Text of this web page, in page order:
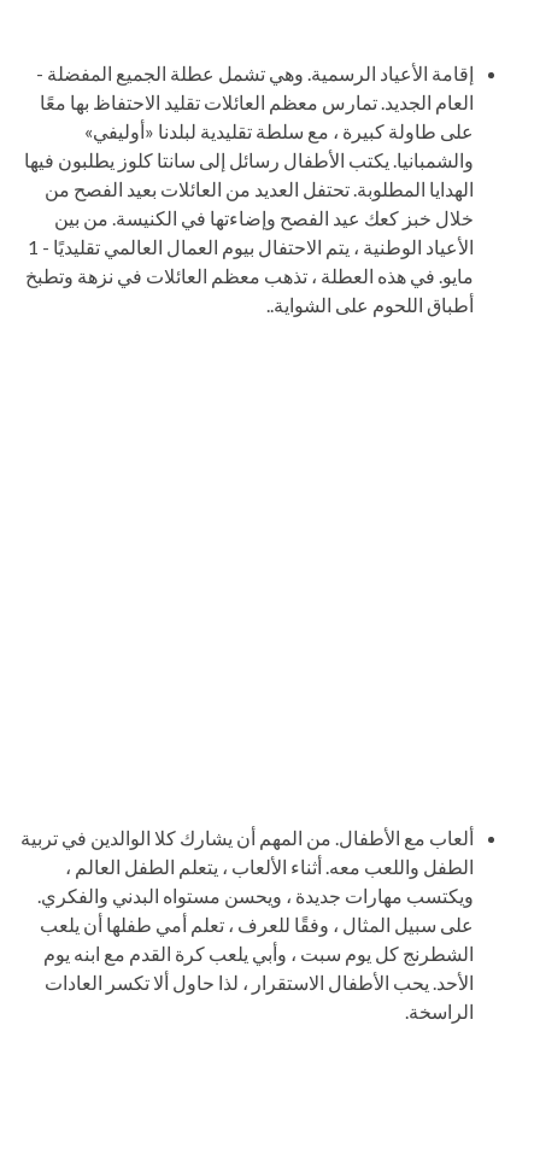
إقامة الأعياد الرسمية. وهي تشمل عطلة الجميع المفضلة -
العام الجديد. تمارس معظم العائلات تقليد الاحتفاظ بها معًا
على طاولة كبيرة ، مع سلطة تقليدية لبلدنا «أوليفي»
والشمبانيا. يكتب الأطفال رسائل إلى سانتا كلوز يطلبون فيها
الهدايا المطلوبة. تحتفل العديد من العائلات بعيد الفصح من
خلال خبز كعك عيد الفصح وإضاءتها في الكنيسة. من بين
الأعياد الوطنية ، يتم الاحتفال بيوم العمال العالمي تقليديًا - 1
مايو. في هذه العطلة ، تذهب معظم العائلات في نزهة وتطبخ
أطباق اللحوم على الشواية..
ألعاب مع الأطفال. من المهم أن يشارك كلا الوالدين في تربية
الطفل واللعب معه. أثناء الألعاب ، يتعلم الطفل العالم ،
ويكتسب مهارات جديدة ، ويحسن مستواه البدني والفكري.
على سبيل المثال ، وفقًا للعرف ، تعلم أمي طفلها أن يلعب
الشطرنج كل يوم سبت ، وأبي يلعب كرة القدم مع ابنه يوم
الأحد. يحب الأطفال الاستقرار ، لذا حاول ألا تكسر العادات
الراسخة.